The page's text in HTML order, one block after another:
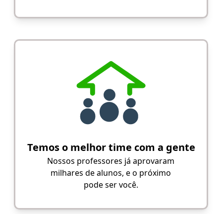
Temos o melhor time com a gente
Nossos professores já aprovaram
milhares de alunos, e o próximo
pode ser você.